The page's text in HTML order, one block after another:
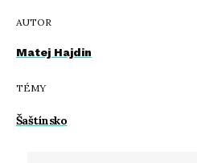
AUTOR
Matej Hajdin
TÉMY
Šaštínsko